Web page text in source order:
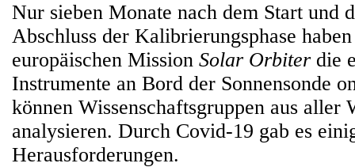
Nur sieben Monate nach dem Start und
Abschluss der Kalibrierungsphase
europäischen Mission Solar Orbiter die
Instrumente an Bord der Sonnensonde
können Wissenschaftsgruppen aus aller
analysieren. Durch Covid-19 gab es
Herausforderungen.